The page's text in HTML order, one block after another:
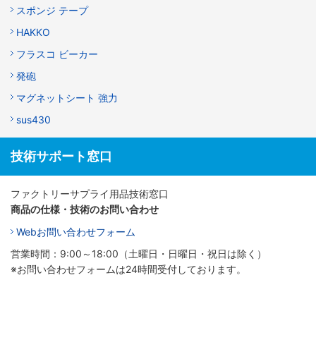
スポンジ テープ
HAKKO
フラスコ ビーカー
発砲
マグネットシート 強力
sus430
技術サポート窓口
ファクトリーサプライ用品技術窓口
商品の仕様・技術のお問い合わせ
Webお問い合わせフォーム
営業時間：9:00～18:00（土曜日・日曜日・祝日は除く）
※お問い合わせフォームは24時間受付しております。